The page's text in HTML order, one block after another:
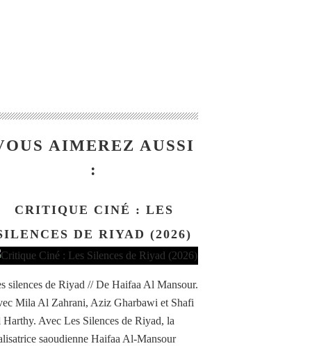
AIMEREZ AUSSI
:
CRITIQUE CINÉ : LES
DE RIYAD (2026)
silences de Riyad // De Haifaa Al Mansour.
Mila Al Zahrani, Aziz Gharbawi et Shafi
Avec Les Silences de Riyad, la
saoudienne Haifaa Al-Mansour